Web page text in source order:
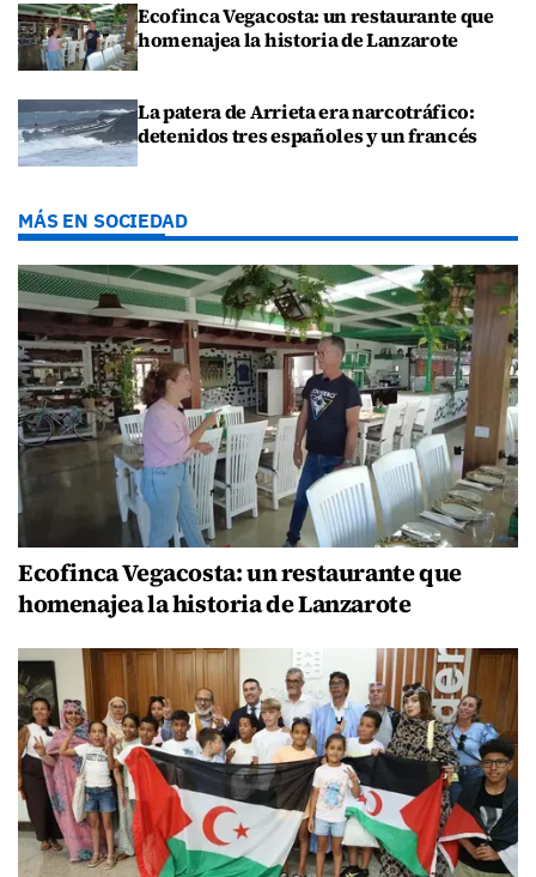
Ecofinca Vegacosta: un restaurante que
homenajea la historia de Lanzarote
La patera de Arrieta era narcotráfico:
detenidos tres españoles y un francés
MÁS EN SOCIEDAD
Ecofinca Vegacosta: un restaurante que
homenajea la historia de Lanzarote